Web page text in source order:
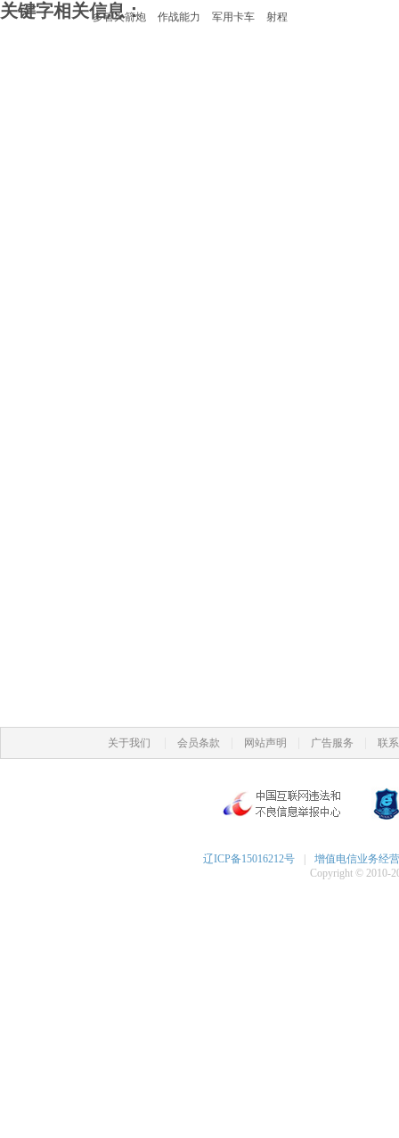
关键字相关信息：
多管火箭炮 作战能力 军用卡车 射程
关于我们 会员条款 网站声明 广告服务 联
辽ICP备15016212号
增值电信业务经
Copyright © 2010-